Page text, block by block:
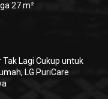
27 m²
Lagi Cukup untuk
LG PuriCare